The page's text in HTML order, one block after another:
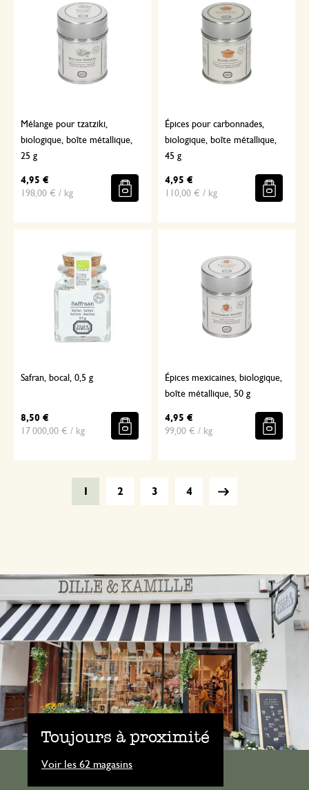
Mélange pour tzatziki,
biologique, boîte métallique,
25 g
4,95 €
198,00 € / kg
Épices pour carbonnades,
biologique, boîte métallique,
45 g
4,95 €
110,00 € / kg
Safran, bocal, 0,5 g
8,50 €
17 000,00 € / kg
Épices mexicaines, biologique,
boîte métallique, 50 g
4,95 €
99,00 € / kg
2 3 4
Toujours à proximité
Voir les 62 magasins